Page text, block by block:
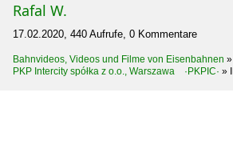
Rafal W.
17.02.2020, 440 Aufrufe, 0 Kommentare
Bahnvideos, Videos und Filme von Eisenbahnen »
PKP Intercity spółka z o.o., Warszawa ·PKPIC· »